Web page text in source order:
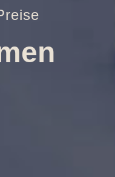
Brandschutztür